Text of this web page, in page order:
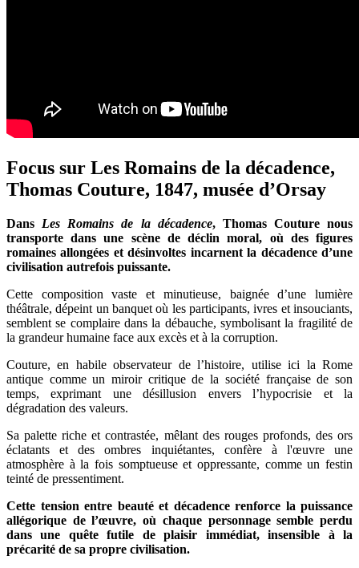
Focus sur Les Romains de la décadence,
Thomas Couture, 1847, musée d’Orsay
Dans Les Romains de la décadence, Thomas Couture nous
transporte dans une scène de déclin moral, où des figures
romaines allongées et désinvoltes incarnent la décadence d’une
civilisation autrefois puissante.
Cette composition vaste et minutieuse, baignée d’une lumière
théâtrale, dépeint un banquet où les participants, ivres et insouciants,
semblent se complaire dans la débauche, symbolisant la fragilité de
la grandeur humaine face aux excès et à la corruption.
Couture, en habile observateur de l’histoire, utilise ici la Rome
antique comme un miroir critique de la société française de son
temps, exprimant une désillusion envers l’hypocrisie et la
dégradation des valeurs.
Sa palette riche et contrastée, mêlant des rouges profonds, des ors
éclatants et des ombres inquiétantes, confère à l'œuvre une
atmosphère à la fois somptueuse et oppressante, comme un festin
teinté de pressentiment.
Cette tension entre beauté et décadence renforce la puissance
allégorique de l’œuvre, où chaque personnage semble perdu
dans une quête futile de plaisir immédiat, insensible à la
précarité de sa propre civilisation.